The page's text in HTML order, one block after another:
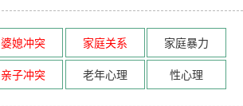
婆媳冲突 家庭关系
家庭暴力
亲子冲突
老年心理 性心理